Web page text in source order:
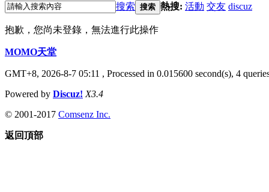
搜索 搜索 熱搜: 活動 交友 discuz
抱歉，您尚未登錄，無法進行此操作
MOMO天堂
GMT+8, 2026-8-7 05:11 , Processed in 0.015600 second(s), 4
Powered by Discuz! X3.4
© 2001-2017 Comsenz Inc.
返回頂部